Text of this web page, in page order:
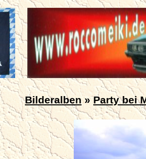
Bilderalben»Party bei